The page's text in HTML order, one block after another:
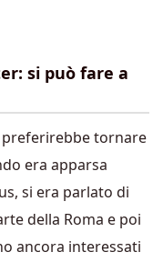
si può fare a
tornare
era apparsa
si era parlato di
della Roma e poi
ancora interessati